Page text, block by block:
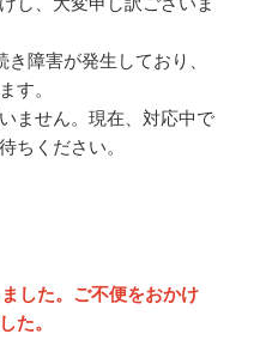
障害が発生しており、
す。
ません。現在、対応中で
ちください。
した。ご不便をおかけ
た。